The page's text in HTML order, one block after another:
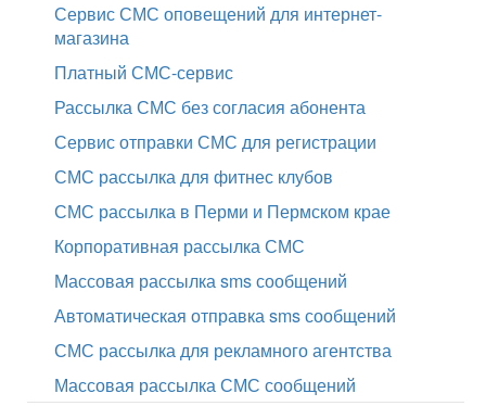
Сервис СМС оповещений для интернет-
магазина
Платный СМС-сервис
Рассылка СМС без согласия абонента
Сервис отправки СМС для регистрации
СМС рассылка для фитнес клубов
СМС рассылка в Перми и Пермском крае
Корпоративная рассылка СМС
Массовая рассылка sms сообщений
Автоматическая отправка sms сообщений
СМС рассылка для рекламного агентства
Массовая рассылка СМС сообщений